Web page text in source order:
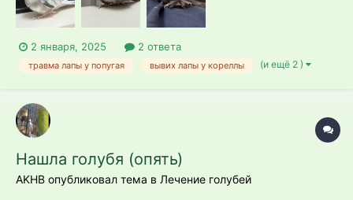
Орнитологов в нашем городе...
2 января, 2025 2 ответа
травма лапы у попугая вывих лапы у кореллы (и ещё 2 )
Нашла голубя (опять)
AKHB опубликовал тема в Лечение голубей